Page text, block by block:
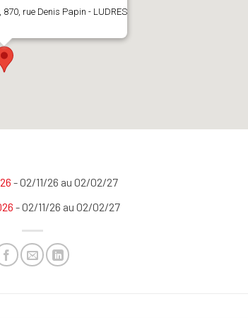
rue Denis Papin - LUDRES
- 02/11/26 au 02/02/27
- 02/11/26 au 02/02/27